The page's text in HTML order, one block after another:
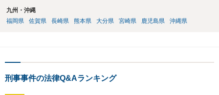
九州・沖縄
福岡県
佐賀県 長崎県 熊本県 大分県 宮崎県 鹿児島県 沖縄県
刑事事件の法律Q&Aランキング